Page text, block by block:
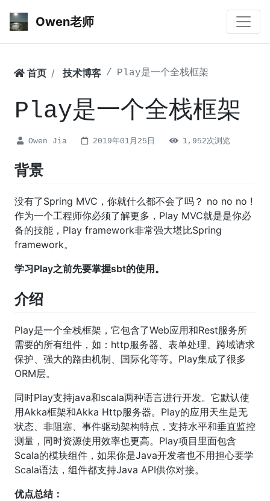
Owen老师
首页 技术博客 Play是一个全栈框架
Play是一个全栈框架
Owen Jia 2019年01月25日 1,952次浏览
背景
没有了Spring MVC，你就什么都不会了吗？ no no no !
作为一个工程师你必须了解更多，Play MVC就是是你必
备的技能，Play framework非常强大堪比Spring
framework。
学习Play之前先要掌握sbt的使用。
介绍
Play是一个全栈框架，它包含了Web应用和Rest服务所
需要的所有组件，如：http服务器、表单处理、跨域请求
保护、强大的路由机制、国际化等等。Play集成了很多
ORM层。
同时Play支持java和scala两种语言进行开发。它默认使
用Akka框架和Akka Http服务器。Play的应用天生是无
状态、非阻塞、事件驱动架构特点，支持水平和垂直监控
测量，同时资源使用效率也更高。Play项目里面包含
Scala的模块组件，如果你是Java开发者也不用担心要学
Scala语法，组件都支持Java API供你对接。
优点总结：